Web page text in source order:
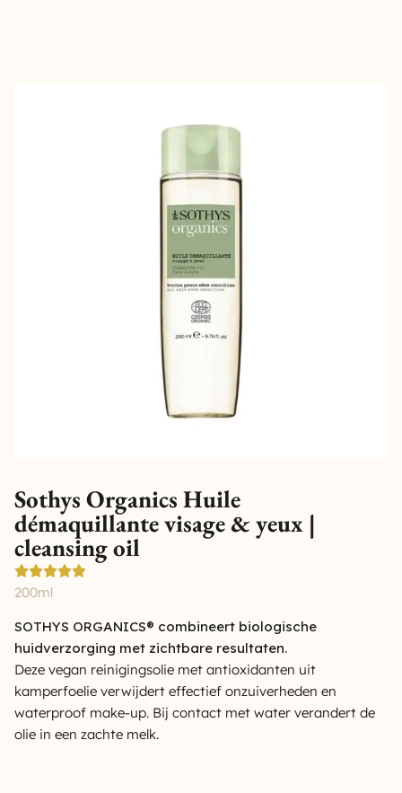
Sothys Organics Huile
démaquillante visage & yeux |
cleansing oil
200ml
SOTHYS ORGANICS® combineert biologische
huidverzorging met zichtbare resultaten.
Deze vegan reinigingsolie met antioxidanten uit
kamperfoelie verwijdert effectief onzuiverheden en
waterproof make-up. Bij contact met water verandert de
olie in een zachte melk.